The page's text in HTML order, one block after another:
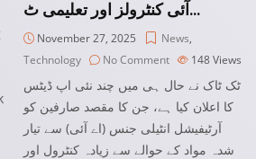
آئی کنٹرولز اور تعلیمی ٹ…
November 27, 2025 News,
Technology
No Comment 148Views
ٹک ٹاک نے حال ہی میں چند نئی اپ ڈیٹس
کا اعلان کیا ہے، جن کا مقصد صارفین کو
آرٹیفیشل انٹیلی جنس (اے آئی) سے تیار
شدہ مواد کے حوالے سے زیادہ کنٹرول اور